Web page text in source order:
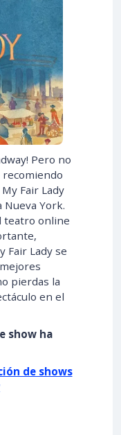
Pero no
Fair Lady
Nueva York.
teatro online
Fair Lady se
pierdas la
en el
show ha
de shows